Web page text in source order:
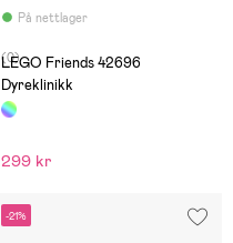
På nettlager
(0)
LEGO Friends 42696
Dyreklinikk
299 kr
-21%